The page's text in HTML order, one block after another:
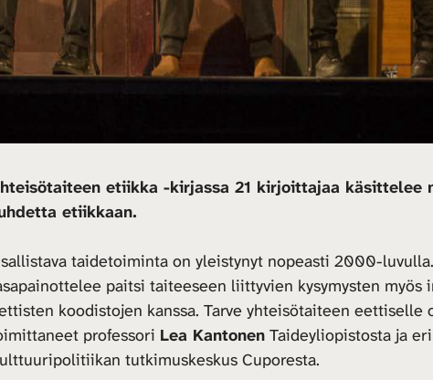
etiikka -kirjassa 21 kirjoittajaa käsittelee
etiikkaan.
taidetoiminta on yleistynyt nopeasti 2000-
paitsi taiteeseen liittyvien kysymysten
koodistojen kanssa. Tarve yhteisötaiteen eettiselle
professori Lea Kantonen Taideyliopistosta ja
tutkimuskeskus Cuporesta.